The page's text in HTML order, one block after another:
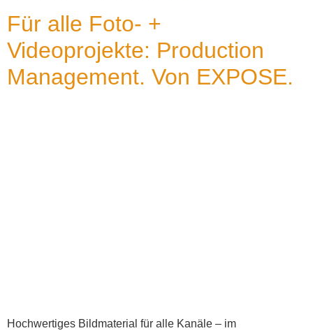
Für alle Foto- +
Videoprojekte: Production
Management. Von EXPOSE.
Hochwertiges Bildmaterial für alle Kanäle – im